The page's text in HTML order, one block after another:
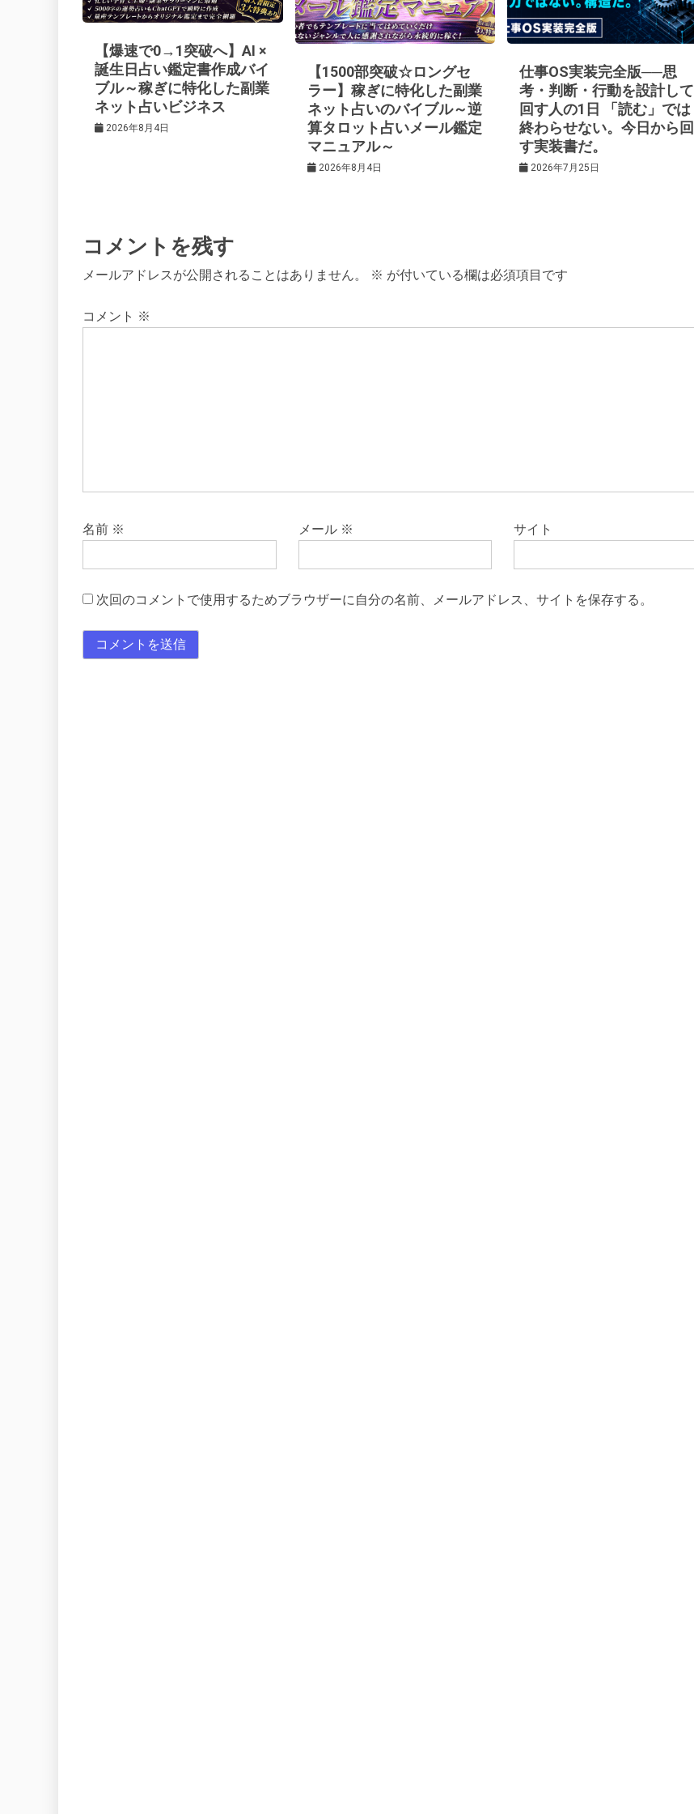
ー
シ
ョ
【爆速で0→1突破へ】AI ×
誕生日占い鑑定書作成バイ
ブル～稼ぎに特化した副業
ネット占いビジネス
2026年8月4日
【1500部突破☆ロングセ
ラー】稼ぎに特化した副業
ネット占いのバイブル～逆
算タロット占いメール鑑定
マニュアル～
2026年8月4日
仕事OS実装完全版──思
考・判断・行動を設計して
回す人の1日 「読む」では
終わらせない。今日から回
す実装書だ。
2026年7月25日
コメントを残す
メールアドレスが公開されることはありません。 ※ が付いている欄は必須項目です
コメント ※
名前 ※ メール ※ サイト
次回のコメントで使用するためブラウザーに自分の名前、メールアドレス、サイトを保存する。